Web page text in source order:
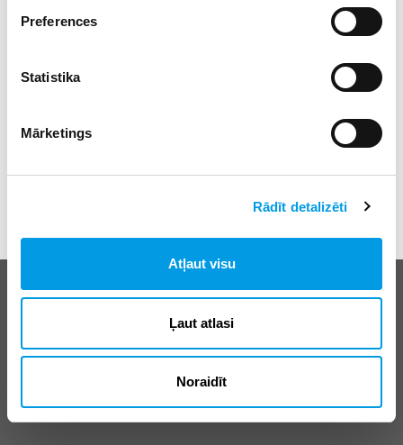
Preferences
Statistika
Mārketings
Rādīt detalizēti
Atļaut visu
Ļaut atlasi
Noraidīt
Biežāk uzdotie jautājumi
E-klases lietošanas noteikumi